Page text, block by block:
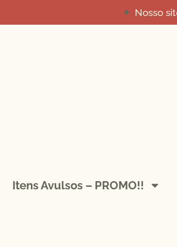
Nosso
Itens Avulsos – PROMO!!